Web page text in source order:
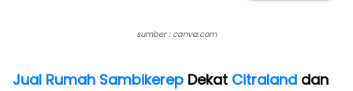
sumber : canva.com
Jual Rumah Sambikerep Dekat Citraland dan